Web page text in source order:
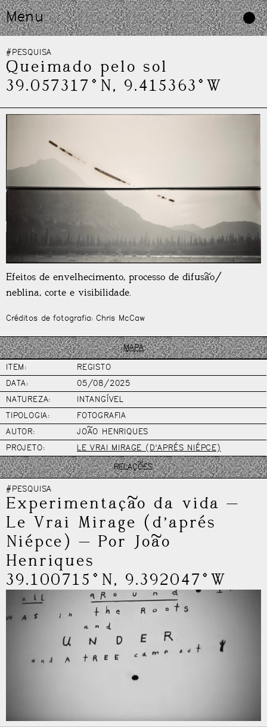
Skip
to
content
Menu
#PESQUISA
Queimado pelo sol
39.057317°N, 9.415363°W
Efeitos de envelhecimento, processo de difusão/
neblina, corte e visibilidade.
Créditos de fotografia: Chris McCaw
ITEM:
REGISTO
DATA:
05/08/2025
NATUREZA:
INTANGÍVEL
TIPOLOGIA:
FOTOGRAFIA
AUTOR:
JOÃO HENRIQUES
PROJETO:
LE VRAI MIRAGE (D’APRÉS NIÉPCE)
RELAÇÕES
#PESQUISA
Experimentação da vida —
Le Vrai Mirage (d’aprés
Niépce) — Por João
Henriques
39.100715°N, 9.392047°W
MAPA